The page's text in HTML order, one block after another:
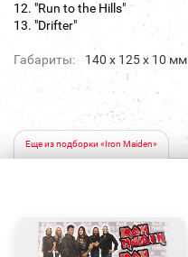
12. "Run to the Hills"
13. "Drifter"
Габариты: 140 х 125 х 10 мм
Еще из подборки «Iron Maiden»